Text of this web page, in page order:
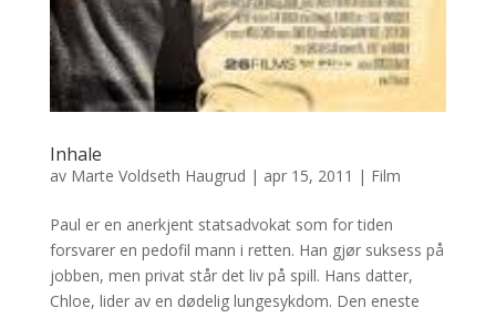
Inhale
av Marte Voldseth Haugrud | apr 15, 2011 | Film
Paul er en anerkjent statsadvokat som for tiden
forsvarer en pedofil mann i retten. Han gjør suksess på
jobben, men privat står det liv på spill. Hans datter,
Chloe, lider av en dødelig lungesykdom. Den eneste